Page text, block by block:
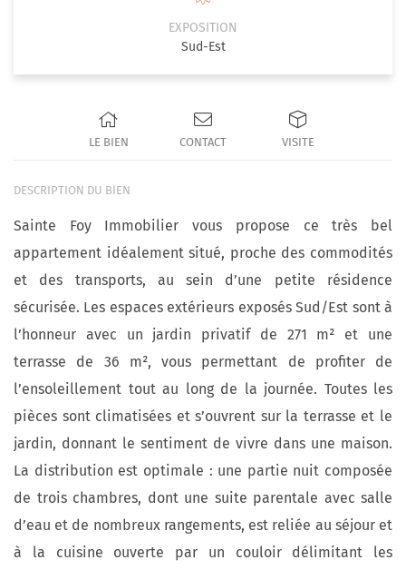
EXPOSITION
Sud-Est
LE BIEN CONTACT VISITE
DESCRIPTION DU BIEN
Sainte Foy Immobilier vous propose ce très bel
appartement idéalement situé, proche des commodités
et des transports, au sein d’une petite résidence
sécurisée. Les espaces extérieurs exposés Sud/Est sont à
l’honneur avec un jardin privatif de 271 m² et une
terrasse de 36 m², vous permettant de profiter de
l’ensoleillement tout au long de la journée. Toutes les
pièces sont climatisées et s’ouvrent sur la terrasse et le
jardin, donnant le sentiment de vivre dans une maison.
La distribution est optimale : une partie nuit composée
de trois chambres, dont une suite parentale avec salle
d’eau et de nombreux rangements, est reliée au séjour et
à la cuisine ouverte par un couloir délimitant les